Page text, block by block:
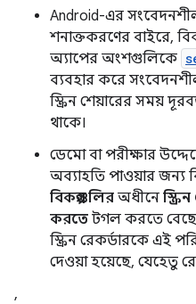
Android-এর সংবেদনশীল
শনাক্তকরণের বাইরে,
অ্যাপের অংশগুলিকে
ব্যবহার করে
স্ক্রিন শেয়ারের সময়
থাকে।
ডেমো বা পরীক্ষার
অব্যাহতি পাওয়ার জন্য
বিকল্পগুলির অধীনে
করতে টগল করতে বেছে
স্ক্রিন রেকর্ডারকে এই
দেওয়া হয়েছে, যেহেতু
,